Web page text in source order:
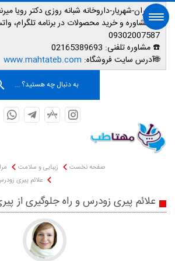
📌تهران-شهریار-داروخانه شبانه روزی دکتر رویا
📱مشاوره و خرید محصولات در برنامه تلگرام،
09302007587
☎️ مشاوره تلفنی:
🌐آدرس سایت فروشگاه: www.mahtateb.com
به دنبال چه هستید؟ ...
صفحه نخست زیبایی و سلامت
علائم پیری
علائم پیری زودرس و راه جلوگیری از